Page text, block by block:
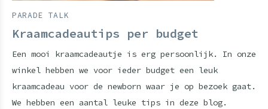
PARADE TALK
Kraamcadeautips per budget
Een mooi kraamcadeautje is erg persoonlijk. In onze
winkel hebben we voor ieder budget een leuk
kraamcadeau voor de newborn waar je op bezoek gaat.
We hebben een aantal leuke tips in deze blog.